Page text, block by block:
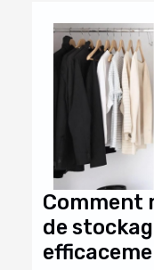
Comment
de